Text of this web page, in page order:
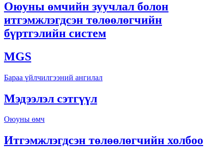
Оюуны өмчийн зуучлал болон
итгэмжлэгдсэн төлөөлөгчийн
бүртгэлийн систем
MGS
Бараа үйлчилгээний ангилал
Мэдээлэл сэтгүүл
Оюуны өмч
Итгэмжлэгдсэн төлөөлөгчийн холбоо